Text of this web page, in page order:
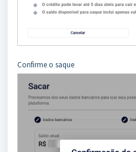
Confirme o saque